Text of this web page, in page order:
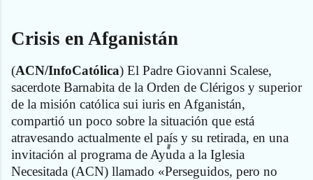
Crisis en Afganistán
(ACN/InfoCatólica) El Padre Giovanni Scalese,
sacerdote Barnabita de la Orden de Clérigos y superior
de la misión católica sui iuris en Afganistán,
compartió un poco sobre la situación que está
atravesando actualmente el país y su retirada, en una
invitación al programa de Ayuda a la Iglesia
Necesitada (ACN) llamado «Perseguidos, pero no